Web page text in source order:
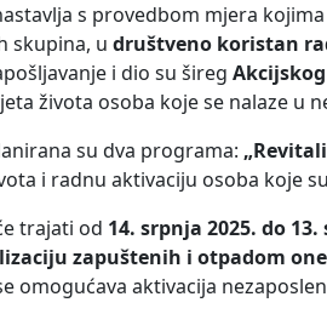
s provedbom mjera
skupina, u društveno koristan
i dio su šireg
života osoba koje se nalaze u
su dva programa:
i radnu aktivaciju osoba koje
trajati od 14. srpnja 2025. do
zapuštenih i otpadom
omogućava aktivacija